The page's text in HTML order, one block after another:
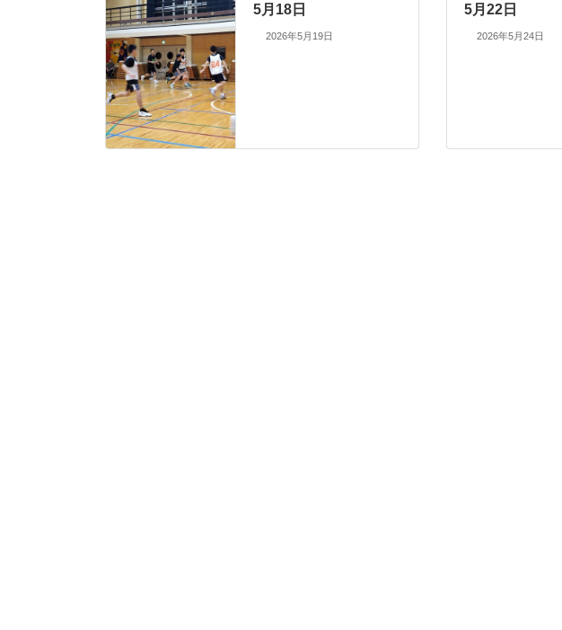
5月18日
2026年5月19日
5月22日
2026年5月24日